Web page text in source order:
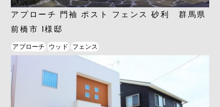
アプローチ 門袖 ポスト フェンス 砂利 群馬県
前橋市 I様邸
アプローチ ウッド フェンス